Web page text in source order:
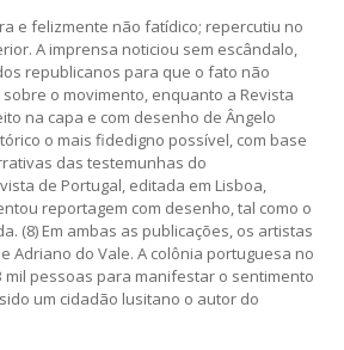
e felizmente não fatídico; repercutiu no
A imprensa noticiou sem escândalo,
republicanos para que o fato não
o movimento, enquanto a Revista
na capa e com desenho de Ângelo
o mais fidedigno possível, com base
das testemunhas do
de Portugal, editada em Lisboa,
reportagem com desenho, tal como o
(8) Em ambas as publicações, os artistas
Adriano do Vale. A colônia portuguesa no
mil pessoas para manifestar o sentimento
um cidadão lusitano o autor do